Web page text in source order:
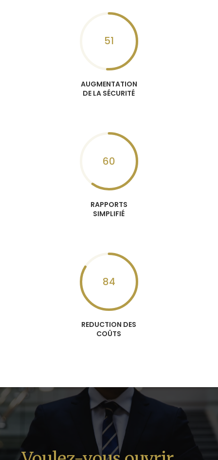
51
AUGMENTATION
DE LA SÉCURITÉ
60
RAPPORTS
SIMPLIFIÉ
84
REDUCTION DES
COÛTS